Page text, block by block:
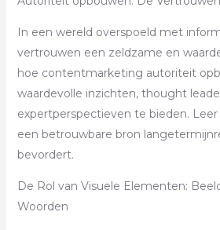
In een wereld overspoeld met
vertrouwen een zeldzame en
hoe contentmarketing autoriteit
waardevolle inzichten, thought
expertperspectieven te bieden.
een betrouwbare bron
bevordert.
De Rol van Visuele Elementen:
Woorden